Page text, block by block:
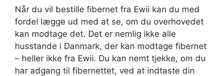
Når du vil bestille fibernet fra Ewii kan du med
fordel lægge ud med at se, om du overhovedet
kan modtage det. Det er nemlig ikke alle
husstande i Danmark, der kan modtage fibernet
– heller ikke fra Ewii. Du kan nemt tjekke, om du
har adgang til fibernettet, ved at indtaste din